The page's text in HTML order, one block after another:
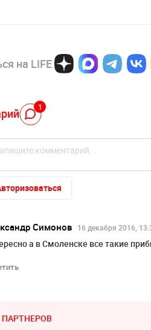
на LIFE
1
Симонов 16 декабря 2016,
а в Смоленске все такие